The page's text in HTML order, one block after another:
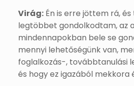
Virág:Én is erre jöttem rá, és
legtöbbet gondolkodtam, az
mindennapokban bele se
mennyi lehetőségünk van,
foglalkozás-, továbbtanulási
és hogy ez igazából mekkora